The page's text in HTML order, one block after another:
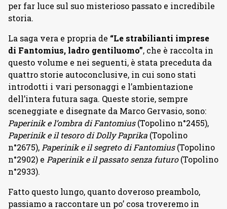
per far luce sul suo misterioso passato e incredibile
storia.
La saga vera e propria de “Le strabilianti imprese
di Fantomius, ladro gentiluomo”, che è raccolta in
questo volume e nei seguenti, è stata preceduta da
quattro storie autoconclusive, in cui sono stati
introdotti i vari personaggi e l’ambientazione
dell’intera futura saga. Queste storie, sempre
sceneggiate e disegnate da Marco Gervasio, sono:
Paperinik e l’ombra di Fantomius(Topolino n°2455),
Paperinik e il tesoro di Dolly Paprika (Topolino
n°2675),Paperinik e il segreto di Fantomius(Topolino
n°2902) e Paperinik e il passato senza futuro(Topolino
n°2933).
Fatto questo lungo, quanto doveroso preambolo,
passiamo a raccontare un po’ cosa troveremo in